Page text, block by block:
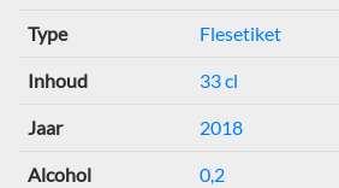
Type Flesetiket
Inhoud 33 cl
Jaar 2018
Alcohol 0,2